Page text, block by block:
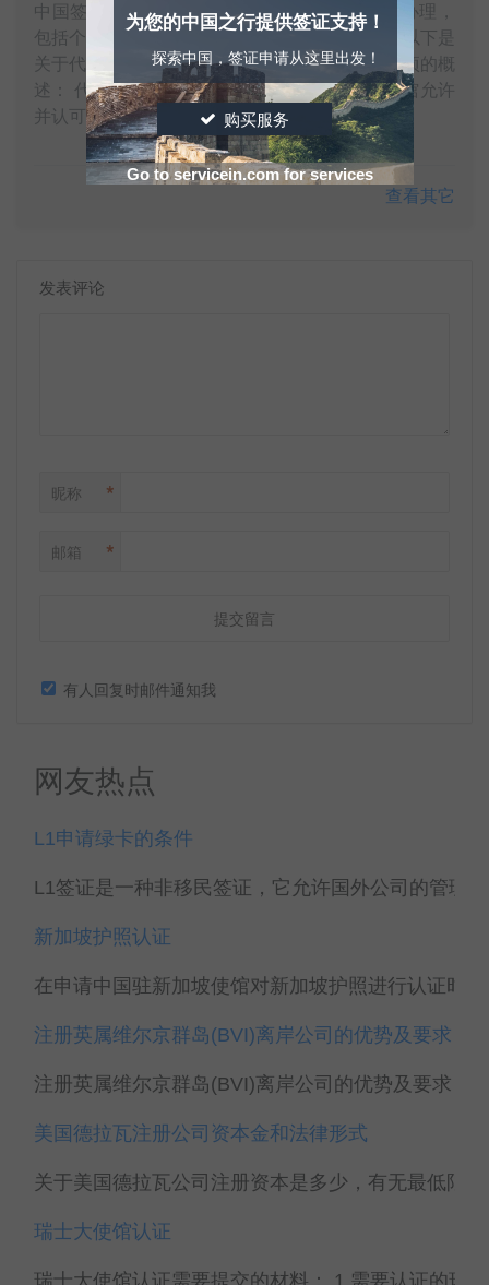
中国签证可以代办吗？ 中国签证可以通过代理办理，
包括个人代理、旅行社或专门的签证代办机构。以下是
关于代办服务的合法性、安全性以及相关注意事项的概
述： 代办服务的合法性： 许多国家的中国使领馆允许
并认可 […]
查看其它
发表评论
昵称 *
邮箱 *
有人回复时邮件通知我
网友热点
L1申请绿卡的条件
L1签证是一种非移民签证，它允许国外公司的管理
新加坡护照认证
在申请中国驻新加坡使馆对新加坡护照进行认证时
注册英属维尔京群岛(BVI)离岸公司的优势及要求
注册英属维尔京群岛(BVI)离岸公司的优势及要求 注
美国德拉瓦注册公司资本金和法律形式
关于美国德拉瓦公司注册资本是多少，有无最低限
瑞士大使馆认证
瑞士大使馆认证需要提交的材料： 1.需要认证的瑞
为您的中国之行提供签证支持！
探索中国，签证申请从这里出发！
购买服务
Go to servicein.com for services